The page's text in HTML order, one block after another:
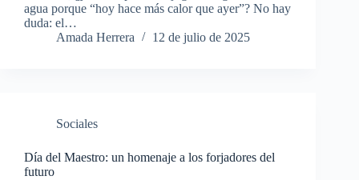
agua porque “hoy hace más calor que ayer”? No hay
duda: el…
Amada Herrera
12 de julio de 2025
Sociales
Día del Maestro: un homenaje a los forjadores del
futuro